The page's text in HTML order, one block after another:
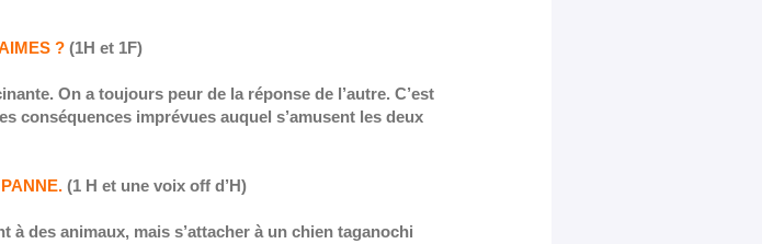
?(1H et 1F)
On a toujours peur de la réponse de l’autre. C’est
conséquences imprévues auquel s’amusent les deux
(1 H et une voix off d’H)
à des animaux, mais s’attacher à un chien taganochi